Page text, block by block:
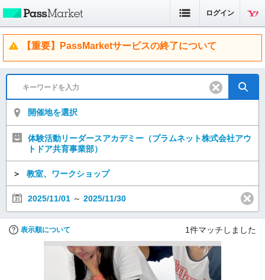
ログイン
【重要】PassMarketサービスの終了について
開催地を選択
体験活動リーダースアカデミー（プラムネット株式会社アウ
トドア共育事業部）
＞ 教室、ワークショップ
2025/11/01 ～ 2025/11/30
表示順について 1件マッチしました